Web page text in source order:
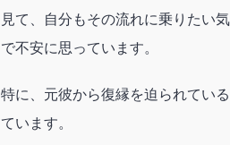
見て、自分もその流れに乗りたい
で不安に思っています。
特に、元彼から復縁を迫られてい
ています。